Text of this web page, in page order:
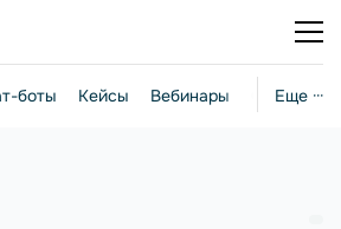
Еще ···
боты Кейсы Вебинары Стратегии